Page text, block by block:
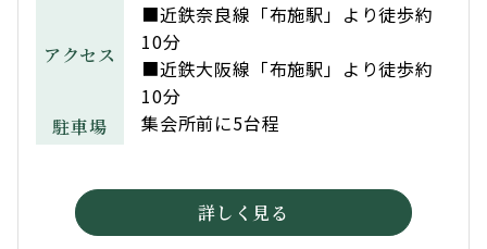
アクセス
■近鉄奈良線「布施駅」より徒歩約
10分
■近鉄大阪線「布施駅」より徒歩約
10分
駐車場 集会所前に5台程
詳しく見る